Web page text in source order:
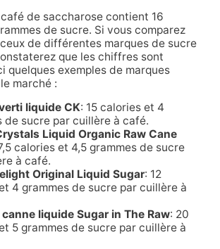
de saccharose contient 16
de sucre. Si vous comparez
de différentes marques de sucre
que les chiffres sont
quelques exemples de marques
marché :
liquide CK: 15 calories et 4
de sucre par cuillère à café.
Liquid Organic Raw Cane
calories et 4,5 grammes de sucre
à café.
Original Liquid Sugar: 12
4 grammes de sucre par cuillère à
liquide Sugar in The Raw: 20
5 grammes de sucre par cuillère à